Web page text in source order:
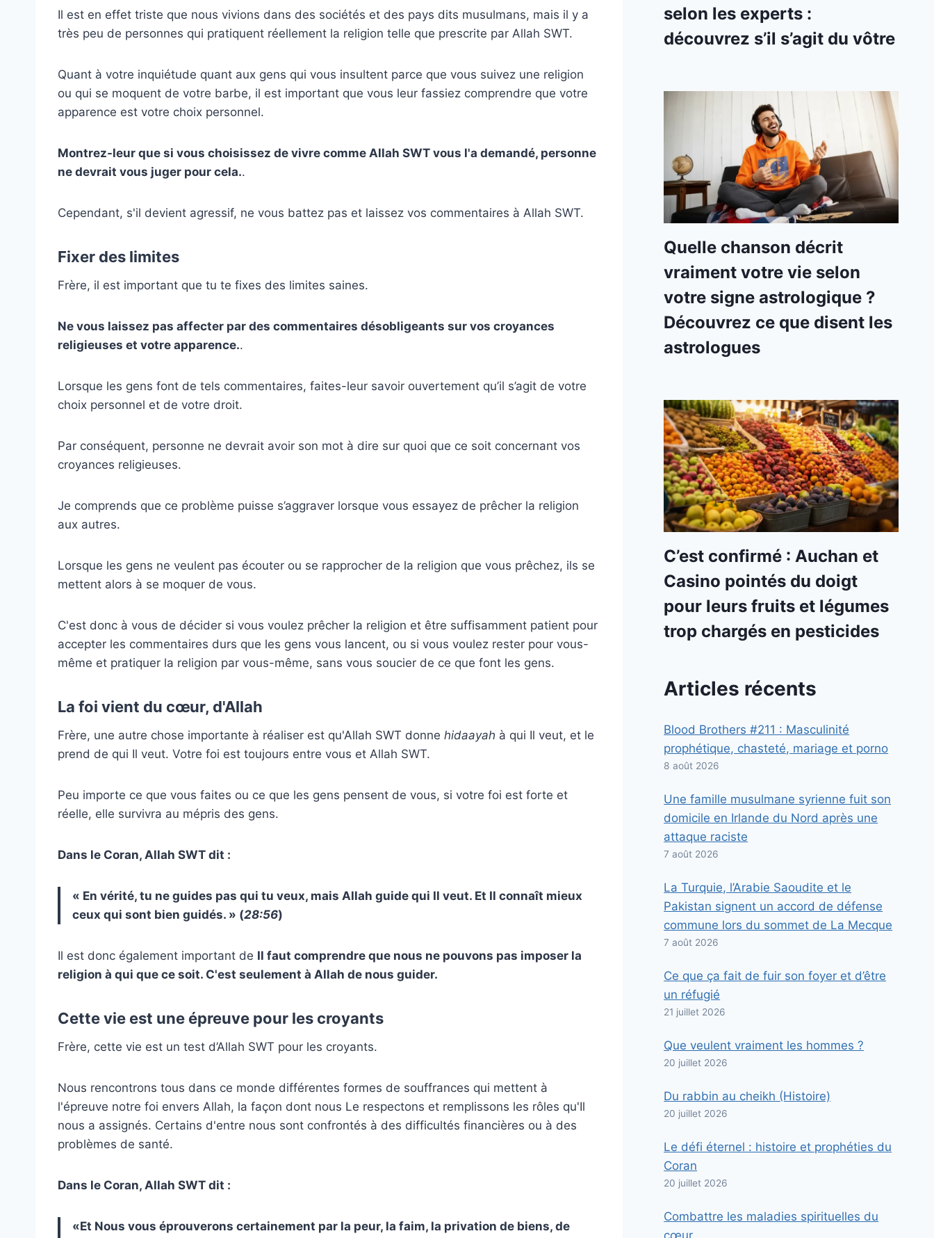
Il est en effet triste que nous vivions dans des sociétés et des pays dits musulmans, mais il y a
très peu de personnes qui pratiquent réellement la religion telle que prescrite par Allah SWT.
Quant à votre inquiétude quant aux gens qui vous insultent parce que vous suivez une religion
ou qui se moquent de votre barbe, il est important que vous leur fassiez comprendre que votre
apparence est votre choix personnel.
Montrez-leur que si vous choisissez de vivre comme Allah SWT vous l'a demandé, personne
ne devrait vous juger pour cela..
Cependant, s'il devient agressif, ne vous battez pas et laissez vos commentaires à Allah SWT.
Fixer des limites
Frère, il est important que tu te fixes des limites saines.
Ne vous laissez pas affecter par des commentaires désobligeants sur vos croyances
religieuses et votre apparence..
Lorsque les gens font de tels commentaires, faites-leur savoir ouvertement qu’il s’agit de votre
choix personnel et de votre droit.
Par conséquent, personne ne devrait avoir son mot à dire sur quoi que ce soit concernant vos
croyances religieuses.
Je comprends que ce problème puisse s’aggraver lorsque vous essayez de prêcher la religion
aux autres.
Lorsque les gens ne veulent pas écouter ou se rapprocher de la religion que vous prêchez, ils se
mettent alors à se moquer de vous.
C'est donc à vous de décider si vous voulez prêcher la religion et être suffisamment patient pour
accepter les commentaires durs que les gens vous lancent, ou si vous voulez rester pour vous-
même et pratiquer la religion par vous-même, sans vous soucier de ce que font les gens.
La foi vient du cœur, d'Allah
Frère, une autre chose importante à réaliser est qu'Allah SWT donne hidaayah à qui Il veut, et le
prend de qui Il veut. Votre foi est toujours entre vous et Allah SWT.
Peu importe ce que vous faites ou ce que les gens pensent de vous, si votre foi est forte et
réelle, elle survivra au mépris des gens.
Dans le Coran, Allah SWT dit :
« En vérité, tu ne guides pas qui tu veux, mais Allah guide qui Il veut. Et Il connaît mieux
ceux qui sont bien guidés. » (28:56)
Il est donc également important de Il faut comprendre que nous ne pouvons pas imposer la
religion à qui que ce soit. C'est seulement à Allah de nous guider.
Cette vie est une épreuve pour les croyants
Frère, cette vie est un test d’Allah SWT pour les croyants.
Nous rencontrons tous dans ce monde différentes formes de souffrances qui mettent à
l'épreuve notre foi envers Allah, la façon dont nous Le respectons et remplissons les rôles qu'Il
nous a assignés. Certains d'entre nous sont confrontés à des difficultés financières ou à des
problèmes de santé.
Dans le Coran, Allah SWT dit :
«Et Nous vous éprouverons certainement par la peur, la faim, la privation de biens, de
selon les experts :
découvrez s’il s’agit du vôtre
Quelle chanson décrit
vraiment votre vie selon
votre signe astrologique ?
Découvrez ce que disent les
astrologues
C’est confirmé : Auchan et
Casino pointés du doigt
pour leurs fruits et légumes
trop chargés en pesticides
Articles récents
Blood Brothers #211 : Masculinité
prophétique, chasteté, mariage et porno
8 août 2026
Une famille musulmane syrienne fuit son
domicile en Irlande du Nord après une
attaque raciste
7 août 2026
La Turquie, l’Arabie Saoudite et le
Pakistan signent un accord de défense
commune lors du sommet de La Mecque
7 août 2026
Ce que ça fait de fuir son foyer et d’être
un réfugié
21 juillet 2026
Que veulent vraiment les hommes ?
20 juillet 2026
Du rabbin au cheikh (Histoire)
20 juillet 2026
Le défi éternel : histoire et prophéties du
Coran
20 juillet 2026
Combattre les maladies spirituelles du